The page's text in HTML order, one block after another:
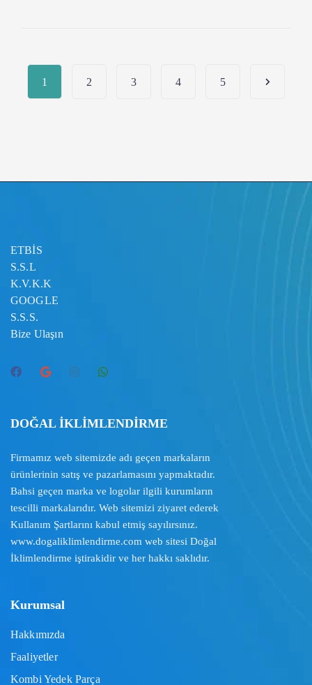
1 2 3 4 5
ETBİS
S.S.L
K.V.K.K
GOOGLE
S.S.S.
Bize Ulaşın
DOĞAL İKLİMLENDİRME
Firmamız web sitemizde adı geçen markaların
ürünlerinin satış ve pazarlamasını yapmaktadır.
Bahsi geçen marka ve logolar ilgili kurumların
tescilli markalarıdır. Web sitemizi ziyaret ederek
Kullanım Şartlarını kabul etmiş sayılırsınız.
www.dogaliklimlendirme.com web sitesi Doğal
İklimlendirme iştirakidir ve her hakkı saklıdır.
Kurumsal
Hakkımızda
Faaliyetler
Kombi Yedek Parça